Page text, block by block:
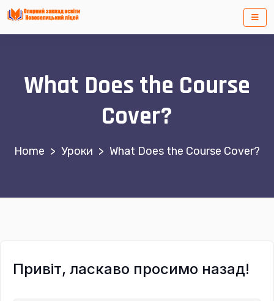
What Does the Course
Cover?
> Уроки > What Does the Course Cover?
Привіт, ласкаво просимо назад!